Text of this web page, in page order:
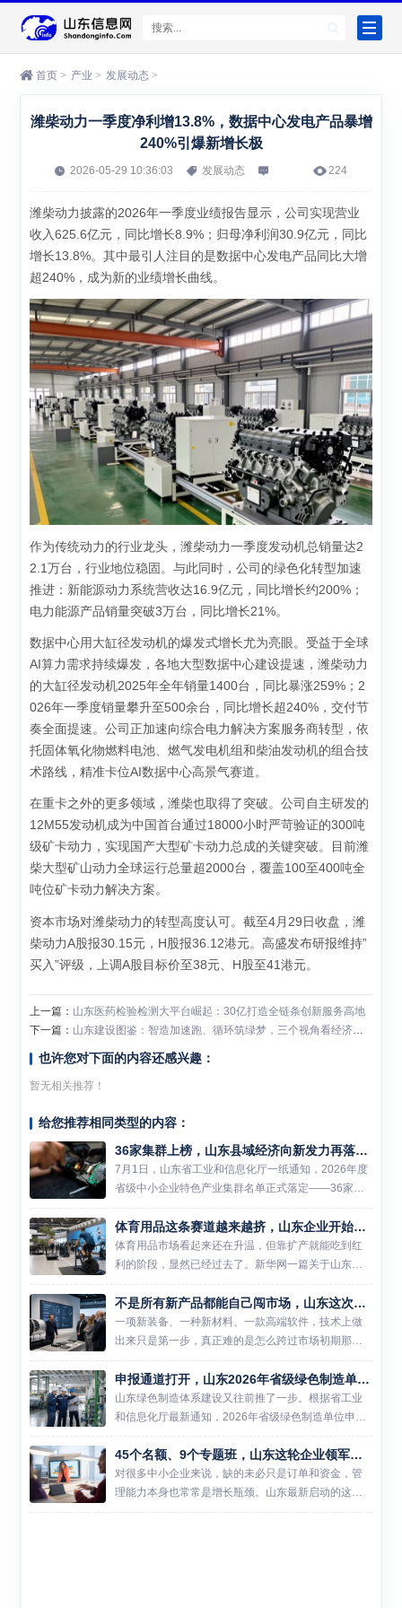
首页 > 产业 > 发展动态 >
潍柴动力一季度净利增13.8%，数据中心发电产品暴增
240%引爆新增长极
2026-05-29 10:36:03 发展动态 224
潍柴动力披露的2026年一季度业绩报告显示，公司实现营业
收入625.6亿元，同比增长8.9%；归母净利润30.9亿元，同比
增长13.8%。其中最引人注目的是数据中心发电产品同比大增
超240%，成为新的业绩增长曲线。
作为传统动力的行业龙头，潍柴动力一季度发动机总销量达2
2.1万台，行业地位稳固。与此同时，公司的绿色化转型加速
推进：新能源动力系统营收达16.9亿元，同比增长约200%；
电力能源产品销量突破3万台，同比增长21%。
数据中心用大缸径发动机的爆发式增长尤为亮眼。受益于全球
AI算力需求持续爆发，各地大型数据中心建设提速，潍柴动力
的大缸径发动机2025年全年销量1400台，同比暴涨259%；2
026年一季度销量攀升至500余台，同比增长超240%，交付节
奏全面提速。公司正加速向综合电力解决方案服务商转型，依
托固体氧化物燃料电池、燃气发电机组和柴油发动机的组合技
术路线，精准卡位AI数据中心高景气赛道。
在重卡之外的更多领域，潍柴也取得了突破。公司自主研发的
12M55发动机成为中国首台通过18000小时严苛验证的300吨
级矿卡动力，实现国产大型矿卡动力总成的关键突破。目前潍
柴大型矿山动力全球运行总量超2000台，覆盖100至400吨全
吨位矿卡动力解决方案。
资本市场对潍柴动力的转型高度认可。截至4月29日收盘，潍
柴动力A股报30.15元，H股报36.12港元。高盛发布研报维持”
买入”评级，上调A股目标价至38元、H股至41港元。
上一篇： 山东医药检验检测大平台崛起：30亿打造全链条创新服务高地
下一篇： 山东建设图鉴：智造加速跑、循环筑绿梦，三个视角看经济大省挑大梁
也许您对下面的内容还感兴趣：
暂无相关推荐！
给您推荐相同类型的内容：
36家集群上榜，山东县域经济向新发力再落一子
7月1日，山东省工业和信息化厅一纸通知，2026年度
省级中小企业特色产业集群名单正式落定——36家集
群榜上有名。 这不是一个简单的数字。翻看名单你会
发现，机器人、新材料、高端装备制造、生物材料等
新质生产力...
体育用品这条赛道越来越挤，山东企业开始把解法从车间挪到赛事和数据里
体育用品市场看起来还在升温，但靠扩产就能吃到红
利的阶段，显然已经过去了。新华网一篇关于山东体
育用品产业的报道提到，国内体育用品制造及销售总
产出已突破两万亿元，可行业平均库存周转天数却超
过140天。热闹还在...
不是所有新产品都能自己闯市场，山东这次把首台套和首版次一起拉进保险补偿
一项新装备、一种新材料、一款高端软件，技术上做
出来只是第一步，真正难的是怎么跨过市场初期那道
门槛。山东这次把首台（套）技术装备、首批次新材
料和首版次高端软件放进同一轮保险补偿资格审定
里，说白了，就是想帮这...
申报通道打开，山东2026年省级绿色制造单位开始新一轮遴选
山东绿色制造体系建设又往前推了一步。根据省工业
和信息化厅最新通知，2026年省级绿色制造单位申报
推荐工作已经启动，涉及绿色工厂、绿色工业园区和
绿色供应链管理企业三类主体。对准备冲刺省级示范
的企业和园区来说...
45个名额、9个专题班，山东这轮企业领军人才培训更像一次经营能力补课
对很多中小企业来说，缺的未必只是订单和资金，管
理能力本身也常常是增长瓶颈。山东最新启动的这轮
领军人才培训，瞄准的正是这个问题。 6月26日，山